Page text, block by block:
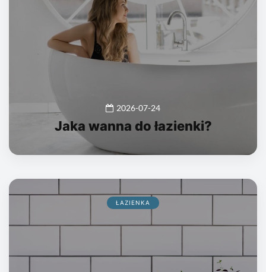
2026-07-24
Jaka wanna do łazienki?
ŁAZIENKA